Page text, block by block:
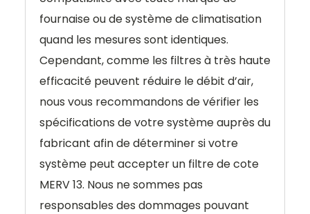
fournaise ou de système de climatisation
quand les mesures sont identiques.
Cependant, comme les filtres à très haute
efficacité peuvent réduire le débit d’air,
nous vous recommandons de vérifier les
spécifications de votre système auprès du
fabricant afin de déterminer si votre
système peut accepter un filtre de cote
MERV 13. Nous ne sommes pas
responsables des dommages pouvant